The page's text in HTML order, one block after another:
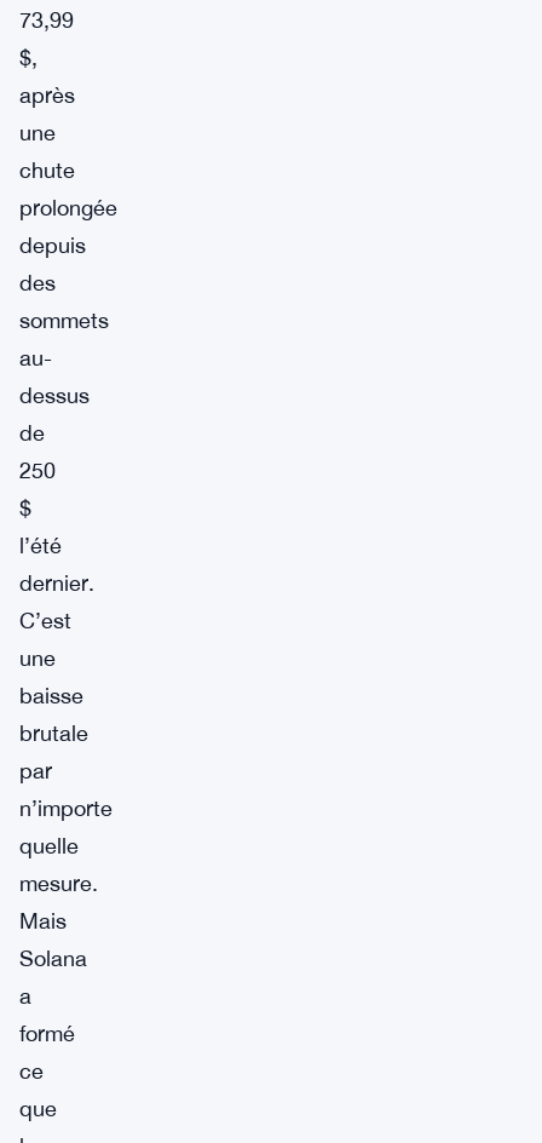
73,99
$,
après
une
chute
prolongée
depuis
des
sommets
au-
dessus
de
250
$
l’été
dernier.
C’est
une
baisse
brutale
par
n’importe
quelle
mesure.
Mais
Solana
a
formé
ce
que